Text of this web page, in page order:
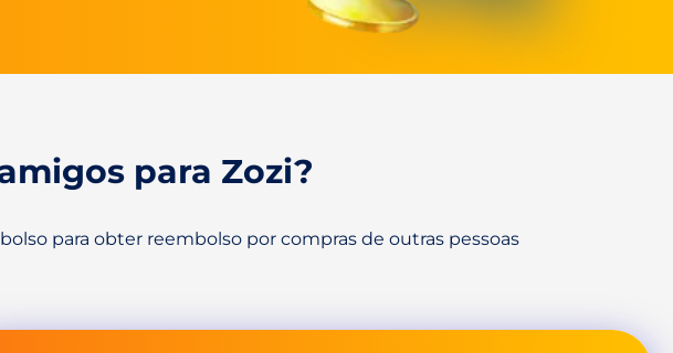
para Zozi?
para obter reembolso por compras de outras pessoas